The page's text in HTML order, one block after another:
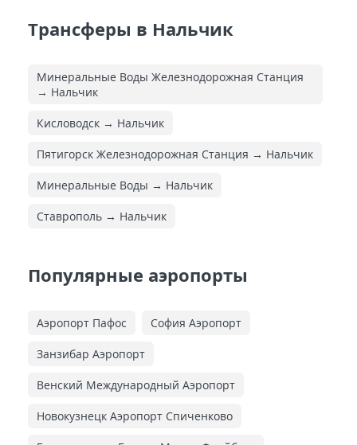
Трансферы в Нальчик
Минеральные Воды Железнодорожная Cтанция
→ Нальчик
Кисловодск → Нальчик
Пятигорск Железнодорожная Cтанция → Нальчик
Минеральные Воды → Нальчик
Ставрополь → Нальчик
Популярные аэропорты
Аэропорт Пафос София Аэропорт
Занзибар Аэропорт
Венский Международный Аэропорт
Новокузнецк Аэропорт Спиченково